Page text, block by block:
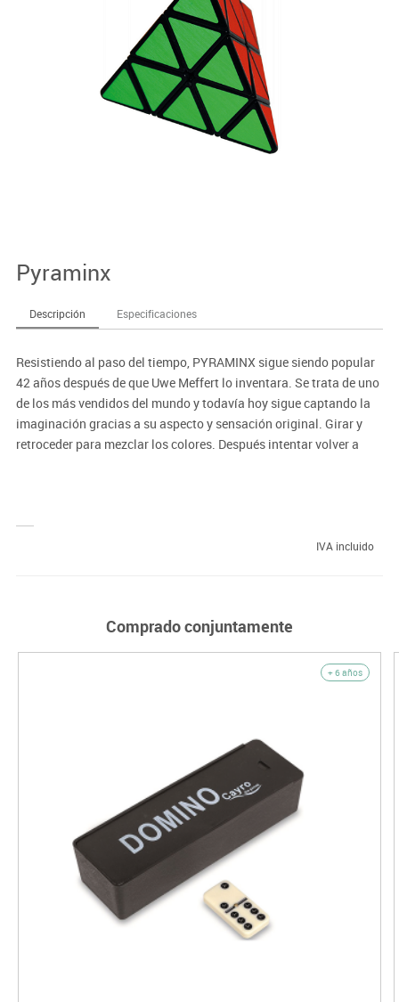
Pyraminx
Descripción Especificaciones
Resistiendo al paso del tiempo, PYRAMINX sigue siendo popular
42 años después de que Uwe Meffert lo inventara. Se trata de uno
de los más vendidos del mundo y todavía hoy sigue captando la
imaginación gracias a su aspecto y sensación original. Girar y
retroceder para mezclar los colores. Después intentar volver a
IVA incluido
Comprado conjuntamente
+ 6 años